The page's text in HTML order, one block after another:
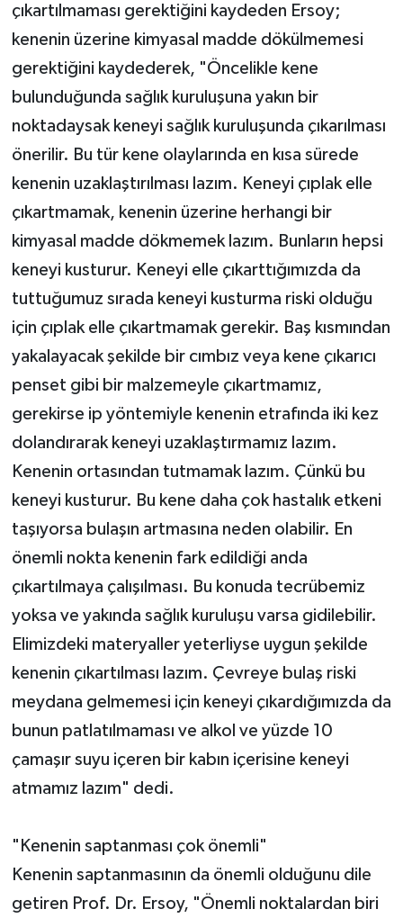
çıkartılmaması gerektiğini kaydeden Ersoy;
kenenin üzerine kimyasal madde dökülmemesi
gerektiğini kaydederek, "Öncelikle kene
bulunduğunda sağlık kuruluşuna yakın bir
noktadaysak keneyi sağlık kuruluşunda çıkarılması
önerilir. Bu tür kene olaylarında en kısa sürede
kenenin uzaklaştırılması lazım. Keneyi çıplak elle
çıkartmamak, kenenin üzerine herhangi bir
kimyasal madde dökmemek lazım. Bunların hepsi
keneyi kusturur. Keneyi elle çıkarttığımızda da
tuttuğumuz sırada keneyi kusturma riski olduğu
için çıplak elle çıkartmamak gerekir. Baş kısmından
yakalayacak şekilde bir cımbız veya kene çıkarıcı
penset gibi bir malzemeyle çıkartmamız,
gerekirse ip yöntemiyle kenenin etrafında iki kez
dolandırarak keneyi uzaklaştırmamız lazım.
Kenenin ortasından tutmamak lazım. Çünkü bu
keneyi kusturur. Bu kene daha çok hastalık etkeni
taşıyorsa bulaşın artmasına neden olabilir. En
önemli nokta kenenin fark edildiği anda
çıkartılmaya çalışılması. Bu konuda tecrübemiz
yoksa ve yakında sağlık kuruluşu varsa gidilebilir.
Elimizdeki materyaller yeterliyse uygun şekilde
kenenin çıkartılması lazım. Çevreye bulaş riski
meydana gelmemesi için keneyi çıkardığımızda da
bunun patlatılmaması ve alkol ve yüzde 10
çamaşır suyu içeren bir kabın içerisine keneyi
atmamız lazım" dedi.
"Kenenin saptanması çok önemli"
Kenenin saptanmasının da önemli olduğunu dile
getiren Prof. Dr. Ersoy, "Önemli noktalardan biri